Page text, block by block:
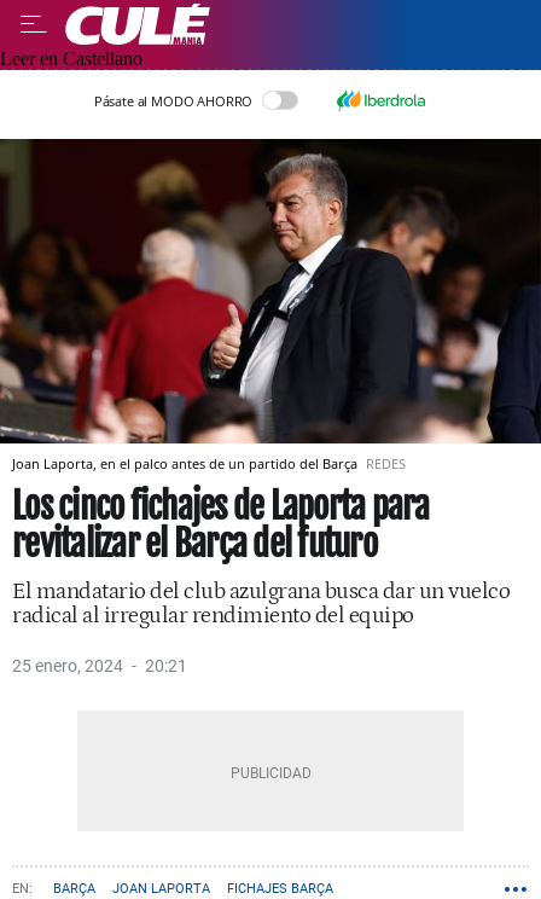
Leer en Castellano
Pásate al MODO AHORRO
Joan Laporta, en el palco antes de un partido del Barça REDES
Los cinco fichajes de Laporta para
revitalizar el Barça del futuro
El mandatario del club azulgrana busca dar un vuelco
radical al irregular rendimiento del equipo
25 enero, 2024 20:21
BARÇA JOAN LAPORTA FICHAJES BARÇA